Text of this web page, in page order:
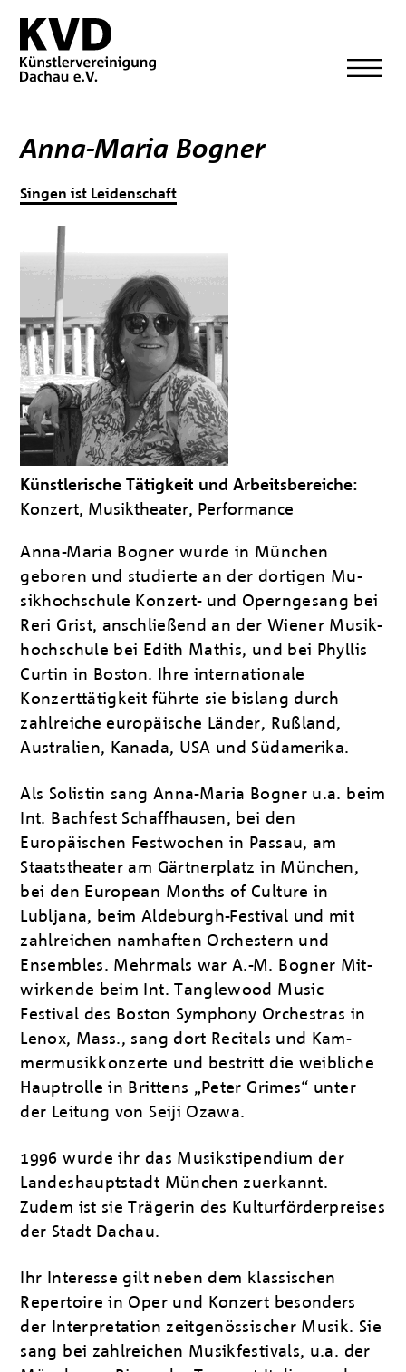
Anna-Maria Bogner
Singen ist Leidenschaft
Künstlerische Tätigkeit und Arbeitsbereiche:
Konzert, Musiktheater, Performance
Anna-Maria Bogner wurde in München
geboren und studierte an der dortigen Mu­
sikhochschule Kon­zert- und Operngesang bei
Reri Grist, an­schließend an der Wiener Musik­
hoch­schule bei Edith Mathis, und bei Phyllis
Curtin in Boston. Ihre internationale
Konzerttä­tigkeit führte sie bislang durch
zahlreiche europäische Länder, Rußland,
Australien, Kanada, USA und Südamerika.
Als Solistin sang Anna-Maria Bogner u.a. beim
Int. Bachfest Schaffhau­sen, bei den
Europäischen Festwochen in Passau, am
Staatstheater am Gärtnerplatz in Mün­chen,
bei den European Months of Culture in
Lubljana, beim Aldeburgh-Festival und mit
zahlreichen namhaften Orchestern und
Ensembles. Mehrmals war A.-M. Bogner Mit­
wirkende beim Int. Tanglewood Music
Festival des Boston Symphony Orchestras in
Lenox, Mass., sang dort Recitals und Kam­
mermusikkonzerte und bestritt die weib­li­che
Hauptrolle in Brittens „Peter Grimes“ unter
der Leitung von Seiji Ozawa.
1996 wurde ihr das Musikstipendium der
Landeshauptstadt München zuerkannt.
Zudem ist sie Trägerin des Kulturförderpreises
der Stadt Dachau.
Ihr Interesse gilt neben dem klassischen
Repertoire in Oper und Konzert besonders
der Inter­pretation zeitgenössischer Musik. Sie
sang bei zahlreichen Musikfestivals, u.a. der